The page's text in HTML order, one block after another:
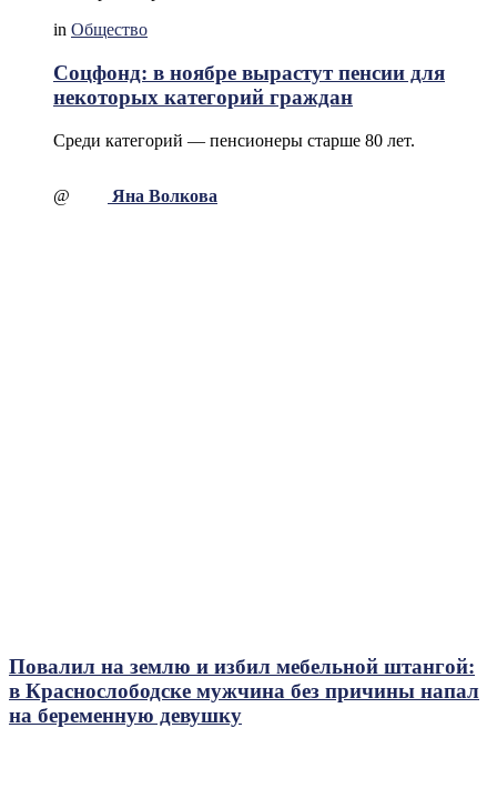
in Общество
Соцфонд: в ноябре вырастут пенсии для
некоторых категорий граждан
Среди категорий — пенсионеры старше 80 лет.
@ Яна Волкова
Повалил на землю и избил мебельной штангой:
в Краснослободске мужчина без причины напал
на беременную девушку